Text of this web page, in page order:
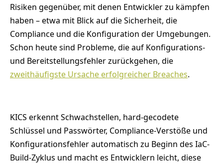
Risiken gegenüber, mit denen Entwickler zu kämpfen
haben – etwa mit Blick auf die Sicherheit, die
Compliance und die Konfiguration der Umgebungen.
Schon heute sind Probleme, die auf Konfigurations-
und Bereitstellungsfehler zurückgehen, die
zweithäufigste Ursache erfolgreicher Breaches.
KICS erkennt Schwachstellen, hard-gecodete
Schlüssel und Passwörter, Compliance-Verstöße und
Konfigurationsfehler automatisch zu Beginn des IaC-
Build-Zyklus und macht es Entwicklern leicht, diese